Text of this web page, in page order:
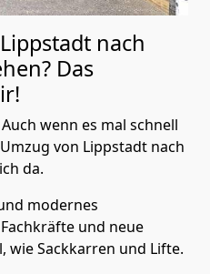
nach
Das
Auch wenn es mal schnell
von Lippstadt nach
da.
modernes
und neue
wie Sackkarren und Lifte.